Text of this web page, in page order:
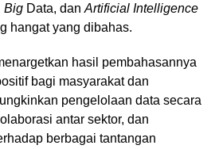
Big Data, dan Artificial Intelligence
hangat yang dibahas.
hasil pembahasannya
bagi masyarakat dan
pengelolaan data secara
antar sektor, dan
berbagai tantangan